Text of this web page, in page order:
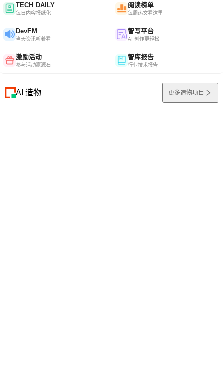
TECH DAILY
每日内容报纸化
阅读榜单
每周热文看这里
DevFM
当天资讯听着看
智写平台
AI 创作更轻松
激励活动
参与活动赢源石
智库报告
行业技术报告
AI 造物 更多造物项目